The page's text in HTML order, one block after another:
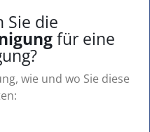
Sie die
für eine
wie und wo Sie diese